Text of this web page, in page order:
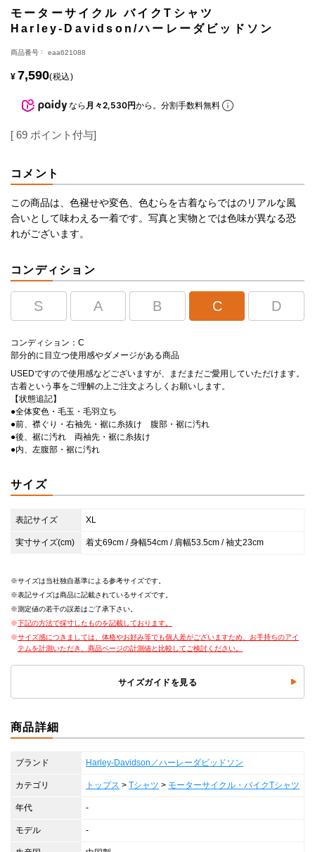
モーターサイクル バイクTシャツ
Harley-Davidson/ハーレーダビッドソン
商品番号 eaa621088
¥ 7,590 税込
なら 月々2,530円から。分割手数料無料
[ 69 ポイント付与]
コメント
この商品は、色褪せや変色、色むらを古着ならではのリアルな風
合いとして味わえる一着です。写真と実物とでは色味が異なる恐
れがございます。
コンディション
S A B C D
コンディション：C
部分的に目立つ使用感やダメージがある商品
USEDですので使用感などございますが、まだまだご愛用していただけます。
古着という事をご理解の上ご注文よろしくお願いします。
【状態追記】
●全体変色・毛玉・毛羽立ち
●前、襟ぐり・右袖先・裾に糸抜け 腹部・裾に汚れ
●後、裾に汚れ 両袖先・裾に糸抜け
●内、左腹部・裾に汚れ
サイズ
表記サイズ XL
実寸サイズ(cm) 着丈69cm / 身幅54cm / 肩幅53.5cm / 袖丈23cm
サイズは当社独自基準による参考サイズです。
表記サイズは商品に記載されているサイズです。
測定値の若干の誤差はご了承下さい。
下記の方法で採寸したものを記載しております。
サイズ感につきましては、体格やお好み等でも個人差がございますため、お手持ちのアイ
テムを計測いただき、商品ページの計測値と比較してご検討ください。
サイズガイドを見る
商品詳細
ブランド Harley-Davidson／ハーレーダビッドソン
カテゴリ トップス > Tシャツ > モーターサイクル・バイクTシャツ
年代 -
モデル -